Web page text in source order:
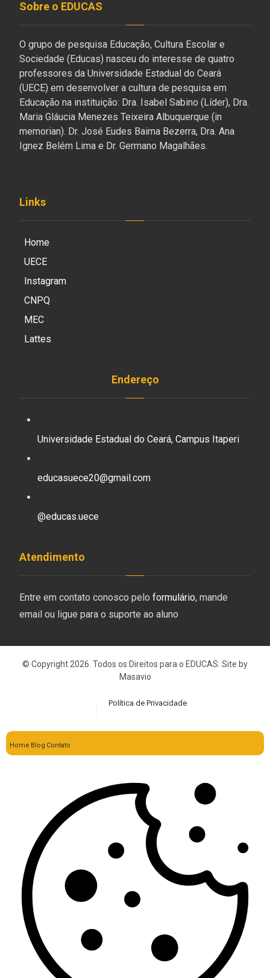
Sobre o EDUCAS
O grupo de pesquisa Educação, Cultura Escolar e
Sociedade (Educas) nasceu do interesse de quatro
professores da Universidade Estadual do Ceará
(UECE) em desenvolver a cultura de pesquisa em
Educação na instituição: Dra. Isabel Sabino (Líder), Dra.
Maria Gláucia Menezes Teixeira Albuquerque (in
memorian). Dr. José Eudes Baima Bezerra, Dra. Ana
Ignez Belém Lima e Dr. Germano Magalhães.
Links
Home
UECE
Instagram
CNPQ
MEC
Lattes
Endereço
Universidade Estadual do Ceará, Campus Itaperi
educasuece20@gmail.com
@educas.uece
Atendimento
Entre em contato conosco peloformulário, mande
email ou ligue para o suporte ao aluno
© Copyright 2026. Todos os Direitos para o EDUCAS. Site by
Masavio
Política de Privacidade
Home Blog Contato